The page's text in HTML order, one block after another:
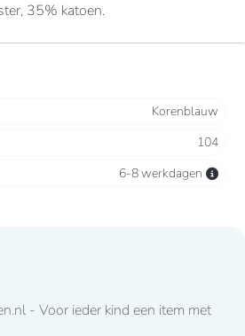
35% katoen.
86 t/m 164
met lettertype CooperBlack
Korenblauw
104
6-8 werkdagen
- Voor ieder kind een item met